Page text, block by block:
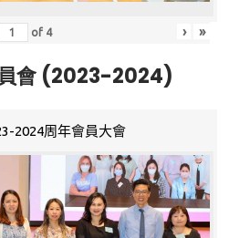
of 4 › »
會 (2023-2024)
2024周年會員大會